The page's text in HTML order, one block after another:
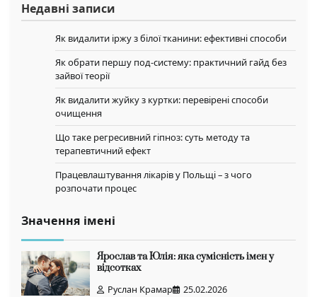
Недавні записи
Як видалити іржу з білої тканини: ефективні способи
Як обрати першу под-систему: практичний гайд без
зайвої теорії
Як видалити жуйку з куртки: перевірені способи
очищення
Що таке регресивний гіпноз: суть методу та
терапевтичний ефект
Працевлаштування лікарів у Польщі – з чого
розпочати процес
Значення імені
Ярослав та Юлія: яка сумісність імен у
відсотках
Руслан Крамар
25.02.2026